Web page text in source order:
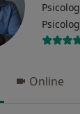
Online